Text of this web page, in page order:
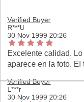
Verified Buyer
R***U
30 Nov 1999 20:26
Excelente calidad.
aparece en la foto. El
Verified Buyer
L***r
30 Nov 1999 20:26